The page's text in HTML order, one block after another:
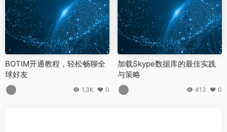
BOTIM开通教程，轻松畅聊全
球好友
1.3K 0
加载Skype数据库的最佳实践
与策略
413 0